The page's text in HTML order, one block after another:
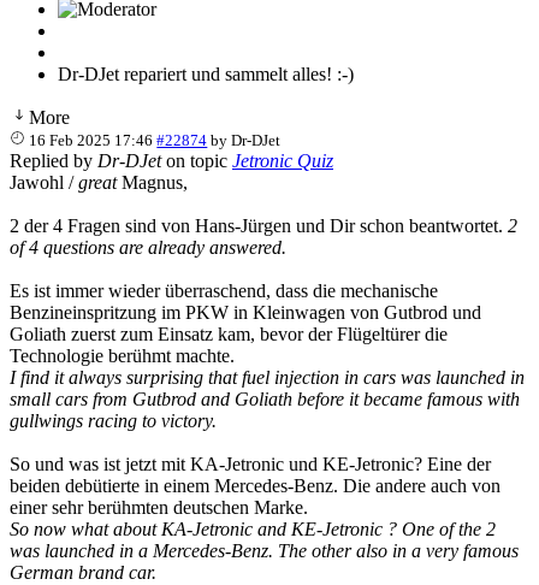
Dr-DJet repariert und sammelt alles! :-)
More
16 Feb 2025 17:46 #22874 byDr-DJet
Replied by Dr-DJeton topic Jetronic Quiz
Jawohl /greatMagnus,
2 der 4 Fragen sind von Hans-Jürgen und Dir schon beantwortet. 2
of 4 questions are already answered.
Es ist immer wieder überraschend, dass die mechanische
Benzineinspritzung im PKW in Kleinwagen von Gutbrod und
Goliath zuerst zum Einsatz kam, bevor der Flügeltürer die
Technologie berühmt machte.
I find it always surprising that fuel injection in cars was launched in
small cars from Gutbrod and Goliath before it became famous with
gullwings racing to victory.
So und was ist jetzt mit KA-Jetronic und KE-Jetronic? Eine der
beiden debütierte in einem Mercedes-Benz. Die andere auch von
einer sehr berühmten deutschen Marke.
So now what about KA-Jetronic and KE-Jetronic ? One of the 2
was launched in a Mercedes-Benz. The other also in a very famous
German brand car.